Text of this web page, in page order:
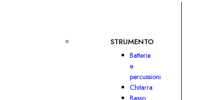
STRUMENTO
Batterie
e
percussioni
Chitarra
Basso